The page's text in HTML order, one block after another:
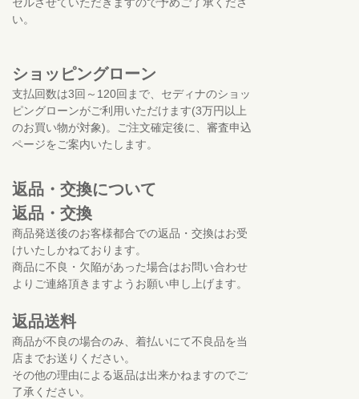
い。
ショッピングローン
支払回数は3回～120回まで、セディナのショッ
ピングローンがご利用いただけます(3万円以上
のお買い物が対象)。ご注文確定後に、審査申込
ページをご案内いたします。
返品・交換について
返品・交換
商品発送後のお客様都合での返品・交換はお受
けいたしかねております。
商品に不良・欠陥があった場合はお問い合わせ
よりご連絡頂きますようお願い申し上げます。
返品送料
商品が不良の場合のみ、着払いにて不良品を当
店までお送りください。
その他の理由による返品は出来かねますのでご
了承ください。